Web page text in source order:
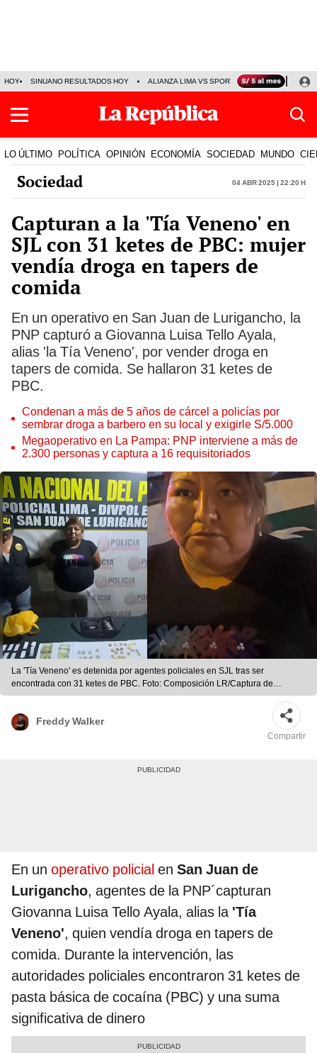
HOY SINUANO RESULTADOS HOY ALIANZA LIMA VS SPORT BOYS JORGE
LO ÚLTIMO POLÍTICA OPINIÓN ECONOMÍA SOCIEDAD MUNDO
Sociedad 04 Abr 2025 | 22:20 h
Capturan a la 'Tía Veneno' en
SJL con 31 ketes de PBC: mujer
vendía droga en tapers de
comida
En un operativo en San Juan de Lurigancho, la
PNP capturó a Giovanna Luisa Tello Ayala,
alias 'la Tía Veneno', por vender droga en
tapers de comida. Se hallaron 31 ketes de
PBC.
Condenan a más de 5 años de cárcel a policías por
sembrar droga a barbero en su local y exigirle S/5.000
Megaoperativo en La Pampa: PNP interviene a más de
2.300 personas y captura a 16 requisitoriados
La 'Tía Veneno' es detenida por agentes policiales en SJL tras ser
encontrada con 31 ketes de PBC. Foto: Composición LR/Captura de
pantalla de intervención policial
Freddy Walker
Compartir
En un operativo policial en San Juan de
Lurigancho, agentes de la PNP´capturan
Giovanna Luisa Tello Ayala, alias la 'Tía
Veneno', quien vendía droga en tapers de
comida. Durante la intervención, las
autoridades policiales encontraron 31 ketes de
pasta básica de cocaína (PBC) y una suma
significativa de dinero